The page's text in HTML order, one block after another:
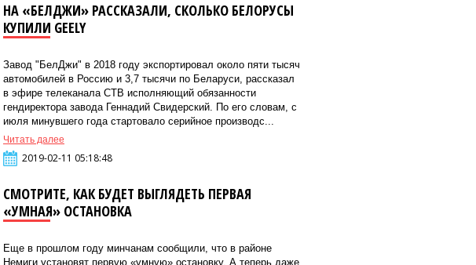
НА «БЕЛДЖИ» РАССКАЗАЛИ, СКОЛЬКО БЕЛОРУСЫ
КУПИЛИ GEELY
Завод "БелДжи" в 2018 году экспортировал около пяти тысяч
автомобилей в Россию и 3,7 тысячи по Беларуси, рассказал
в эфире телеканала СТВ исполняющий обязанности
гендиректора завода Геннадий Свидерский. По его словам, с
июля минувшего года стартовало серийное производс...
Читать далее
2019-02-11 05:18:48
СМОТРИТЕ, КАК БУДЕТ ВЫГЛЯДЕТЬ ПЕРВАЯ
«УМНАЯ» ОСТАНОВКА
Еще в прошлом году минчанам сообщили, что в районе
Немиги установят первую «умную» остановку. А теперь даже